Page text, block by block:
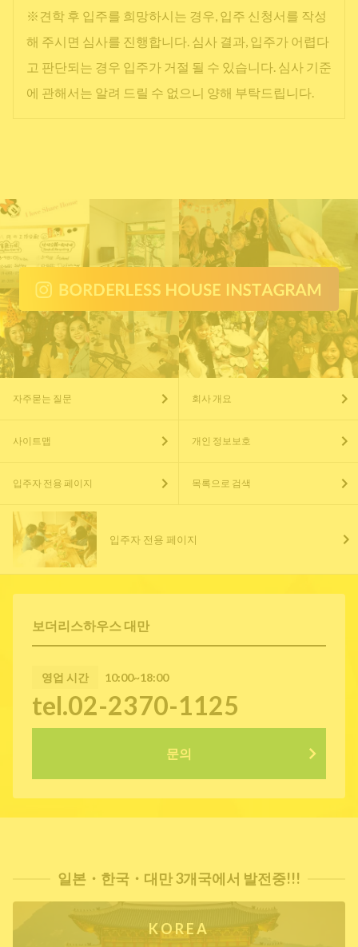
※견학 후 입주를 희망하시는 경우, 입주 신청서를 작성
해 주시면 심사를 진행합니다. 심사 결과, 입주가 어렵다
고 판단되는 경우 입주가 거절 될 수 있습니다. 심사 기준
에 관해서는 알려 드릴 수 없으니 양해 부탁드립니다.
보더리스하우스 대만
영업 시간 10:00~18:00
tel.02-2370-1125
문의
자주묻는 질문 회사 개요
사이트맵 개인 정보보호
입주자 전용 페이지 목록으로 검색
입주자 전용 페이지
일본・한국・대만 3개국에서 발전중!!!
KOREA